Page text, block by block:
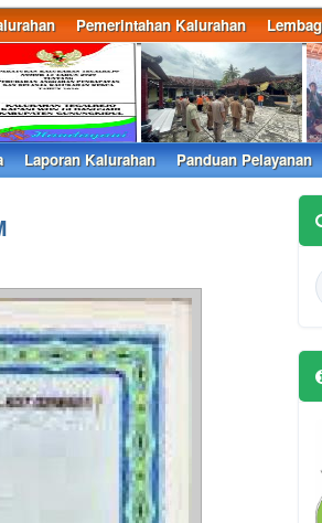
Pemerintahan Kalurahan
Laporan Kalurahan Panduan Pelayanan